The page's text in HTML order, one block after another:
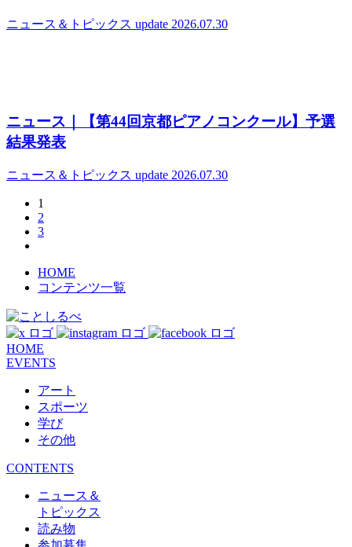
ニュース＆トピックス update 2026.07.30
ニュース｜【第44回京都ピアノコンクール】予選
結果発表
ニュース＆トピックス update 2026.07.30
1
2
3
HOME
コンテンツ一覧
HOME
EVENTS
アート
スポーツ
学び
その他
CONTENTS
ニュース＆
トピックス
読み物